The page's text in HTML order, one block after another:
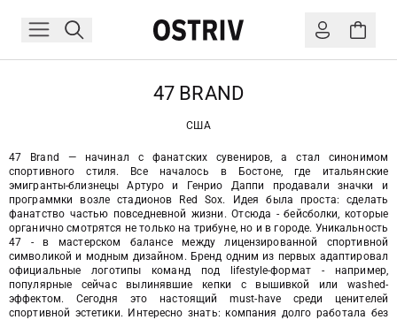
47 BRAND
США
47 Brand — начинал с фанатских сувениров, а стал синонимом
спортивного стиля. Все началось в Бостоне, где итальянские
эмигранты-близнецы Артуро и Генрио Даппи продавали значки и
программки возле стадионов Red Sox. Идея была проста: сделать
фанатство частью повседневной жизни. Отсюда - бейсболки, которые
органично смотрятся не только на трибуне, но и в городе. Уникальность
47 - в мастерском балансе между лицензированной спортивной
символикой и модным дизайном. Бренд одним из первых адаптировал
официальные логотипы команд под lifestyle-формат - например,
популярные сейчас вылинявшие кепки с вышивкой или washed-
эффектом. Сегодня это настоящий must-have среди ценителей
спортивной эстетики. Интересно знать: компания долго работала без